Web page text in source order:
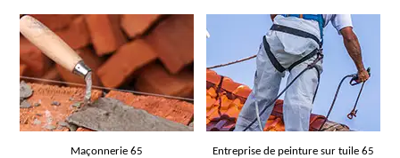
Maçonnerie 65 Entreprise de peinture sur tuile 65